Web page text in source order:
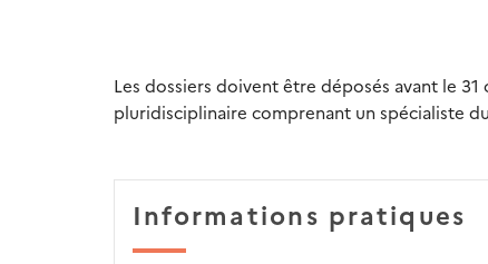
Les dossiers doivent être déposés avant le
pluridisciplinaire comprenant un spécialiste
Informations pratiques